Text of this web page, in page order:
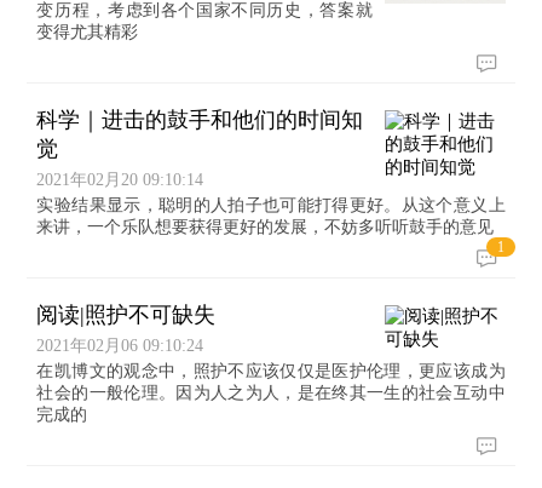
变历程，考虑到各个国家不同历史，答案就
变得尤其精彩
科学｜进击的鼓手和他们的时间知
觉
2021年02月20 09:10:14
实验结果显示，聪明的人拍子也可能打得更好。从这个意义上
来讲，一个乐队想要获得更好的发展，不妨多听听鼓手的意见
1
阅读|照护不可缺失
2021年02月06 09:10:24
在凯博文的观念中，照护不应该仅仅是医护伦理，更应该成为
社会的一般伦理。因为人之为人，是在终其一生的社会互动中
完成的